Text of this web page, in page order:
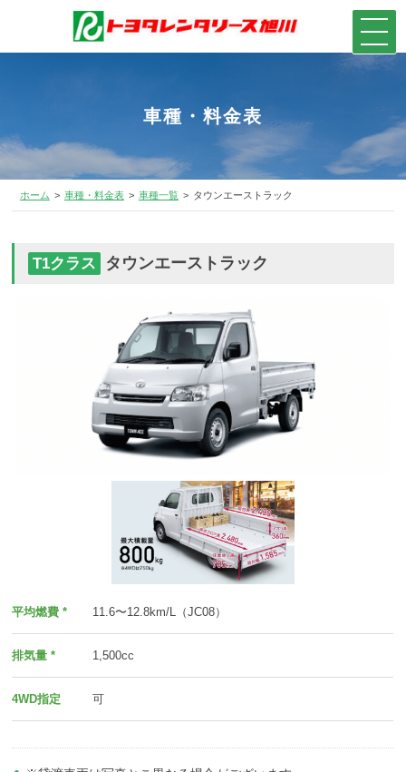
車種・料金表
ホーム 車種・料金表 車種一覧 タウンエーストラック
T1クラス タウンエーストラック
平均燃費 * 11.6〜12.8km/L（JC08）
排気量 * 1,500cc
4WD指定 可